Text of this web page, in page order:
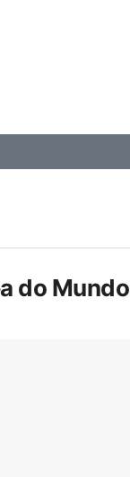
do Mundo